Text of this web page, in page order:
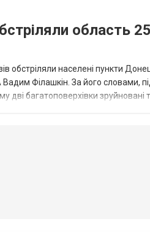
область
обстріляли населені пункти
Філашкін. За його словами,
дві багатоповерхівки